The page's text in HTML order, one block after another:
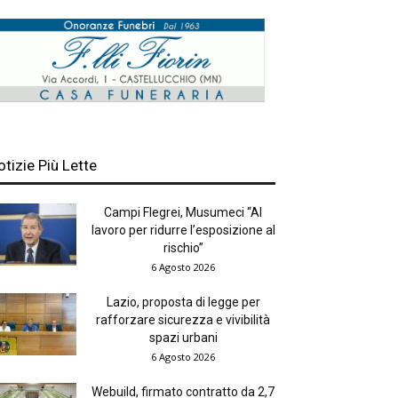
Più Lette
Campi Flegrei, Musumeci “Al
lavoro per ridurre l’esposizione al
rischio”
6 Agosto 2026
Lazio, proposta di legge per
rafforzare sicurezza e vivibilità
spazi urbani
6 Agosto 2026
Webuild, firmato contratto da 2,7